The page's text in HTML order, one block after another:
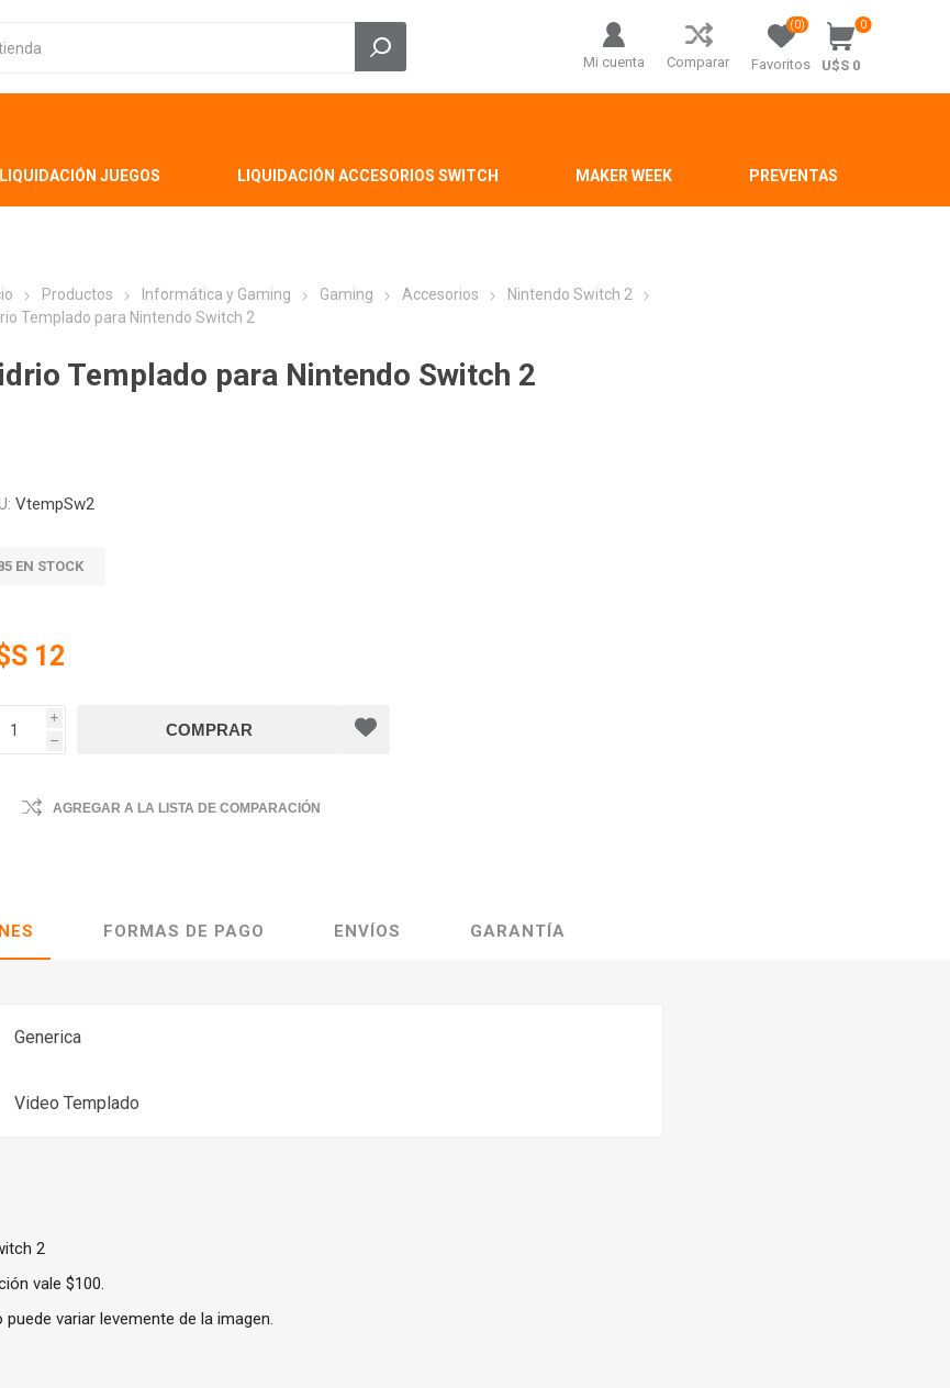
Mi cuenta Comparar Favoritos
(0) 0
U$S 0
LIQUIDACIÓN JUEGOS LIQUIDACIÓN ACCESORIOS SWITCH MAKER WEEK PREVENTAS
Productos Informática y Gaming Gaming Accesorios
Nintendo Switch 2
Templado para Nintendo Switch 2
Templado para Nintendo Switch 2
VtempSw2
EN STOCK
12
i
h
AGREGAR A LA LISTA DE COMPARACIÓN
FORMAS DE PAGO ENVÍOS GARANTÍA
Generica
Video Templado
2
vale $100.
variar levemente de la imagen.